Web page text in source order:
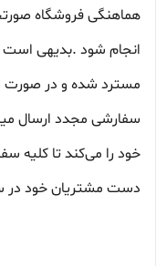
هماهنگی فروشگاه
انجام شود .بدیهی است
مسترد شده و در صورت
سفارشی مجدد ارسال
خود را می‏‌کند تا کلیه
دست مشتریان خود در